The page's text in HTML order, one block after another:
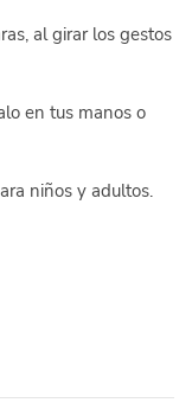
al girar los gestos
en tus manos o
niños y adultos.